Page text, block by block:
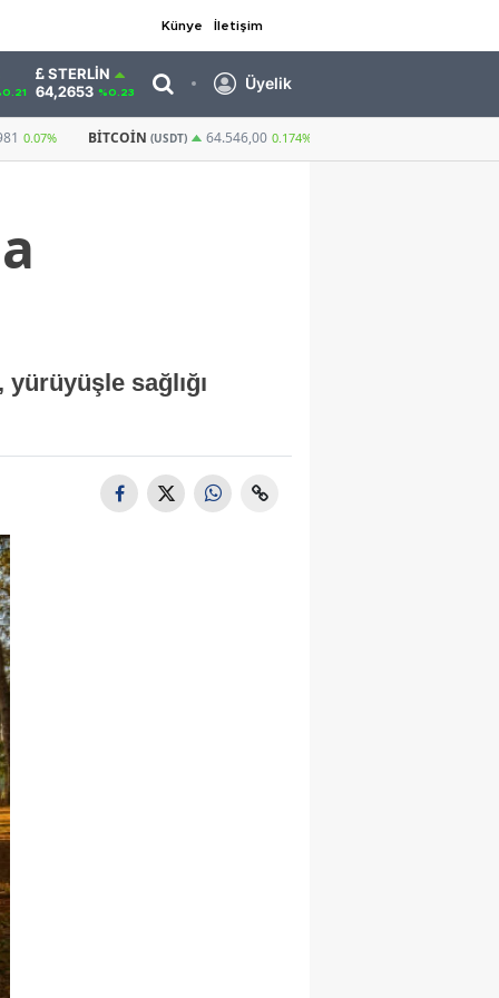
Künye İletişim
STERLIN
64,2653 %0.23 Üyelik
64.546,00 0.174% GRAM ALTIN 6.554,06
sağlığı